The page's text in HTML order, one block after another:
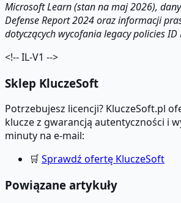
Microsoft Learn (stan na maj 2026),
Defense Report 2024 oraz informacji
dotyczących wycofania legacy policies ID
<!-- IL-V1 -->
Sklep KluczeSoft
Potrzebujesz licencji? KluczeSoft.pl
klucze z gwarancją autentyczności i
minuty na e-mail:
🛒 Sprawdź ofertę KluczeSoft
Powiązane artykuły